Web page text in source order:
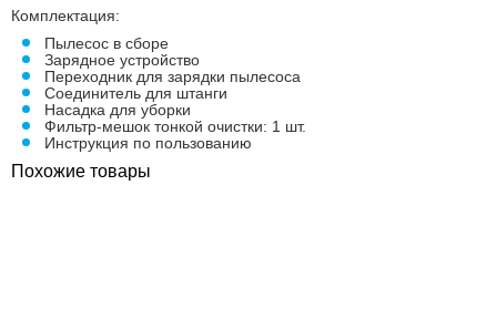
Комплектация:
Пылесос в сборе
Зарядное устройство
Переходник для зарядки пылесоса
Соединитель для штанги
Насадка для уборки
Фильтр-мешок тонкой очистки: 1 шт.
Инструкция по пользованию
Похожие товары